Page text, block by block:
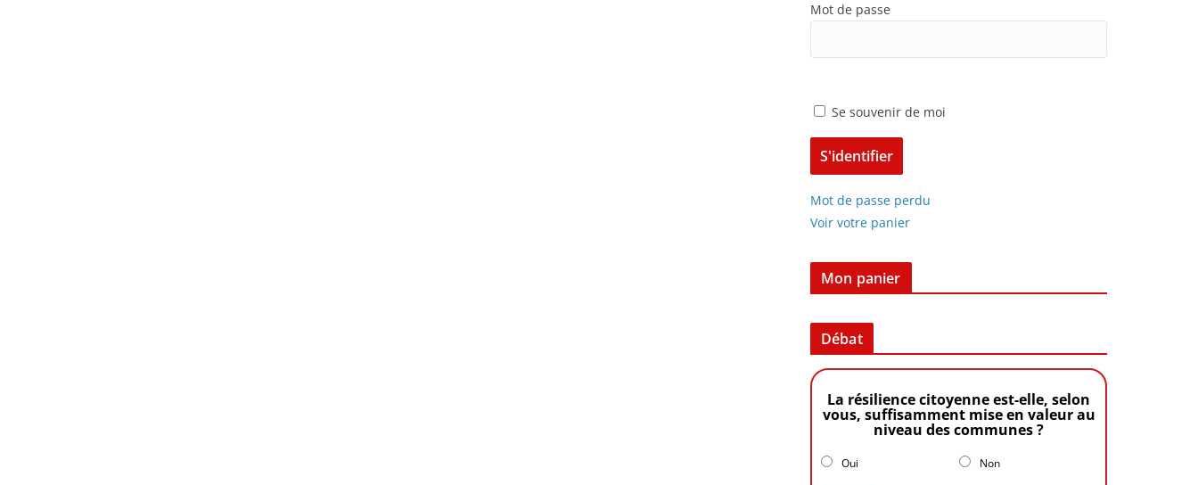
Mot de passe
Se souvenir de moi
Mot de passe perdu
Voir votre panier
Mon panier
Débat
La résilience citoyenne est-elle, selon
vous, suffisamment mise en valeur au
niveau des communes ?
Oui Non